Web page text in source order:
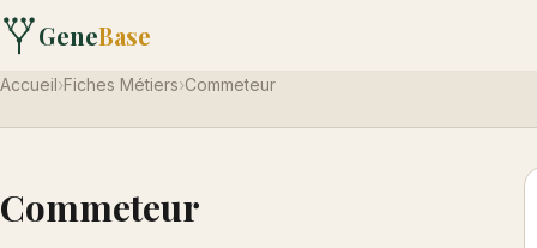
GeneBase
Accueil›Fiches Métiers›Commeteur
Commeteur